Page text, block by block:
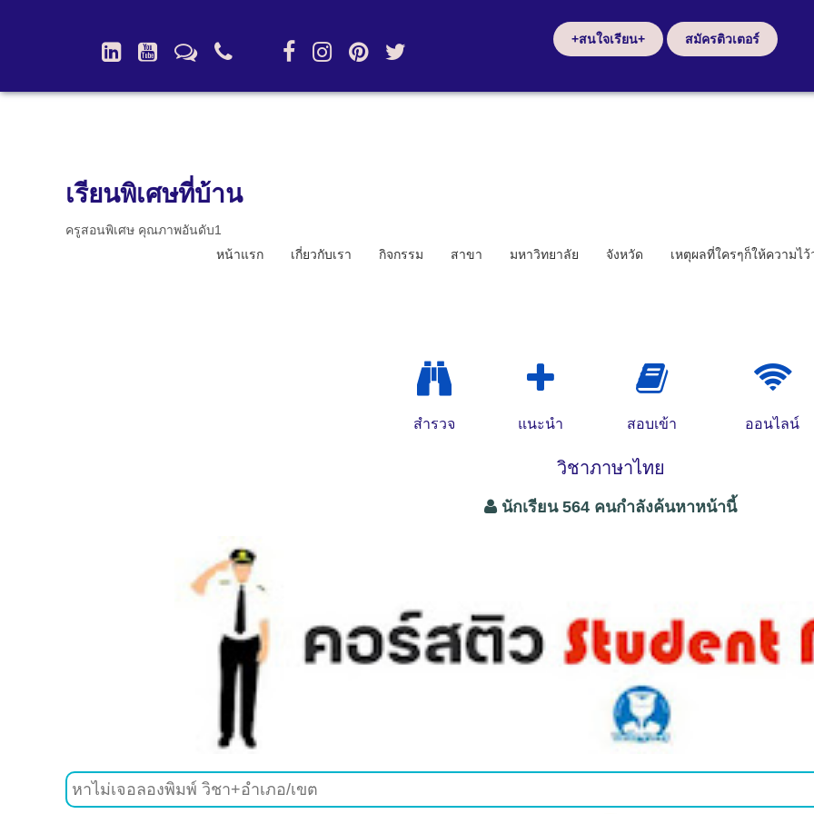
+สนใจเรียน+ สมัครติวเตอร์
เรียนพิเศษที่บ้าน
ครูสอนพิเศษ คุณภาพอันดับ1
หน้าแรก
เกี่ยวกับเรา กิจกรรม สาขา มหาวิทยาลัย จังหวัด เหตุผลที่ใครๆก็ให้ความไว้
สำรวจ แนะนำ สอบเข้า ออนไลน์
วิชาภาษาไทย
นักเรียน 564 คนกำลังค้นหาหน้านี้